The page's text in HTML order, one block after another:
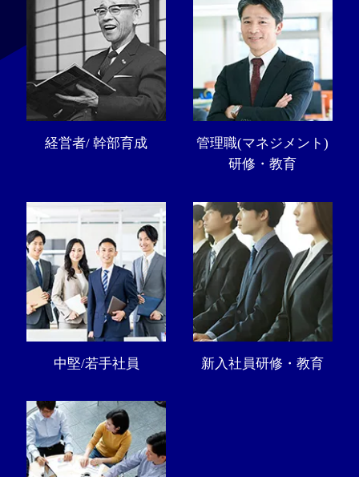
経営者/ 幹部育成
管理職(マネジメント)
研修・教育
中堅/若手社員 新入社員研修・教育